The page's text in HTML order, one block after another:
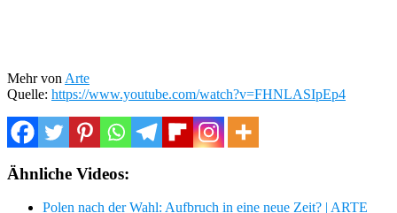
Mehr von Arte
Quelle: https://www.youtube.com/watch?v=FHNLASIpEp4
Ähnliche Videos:
Polen nach der Wahl: Aufbruch in eine neue Zeit? | ARTE